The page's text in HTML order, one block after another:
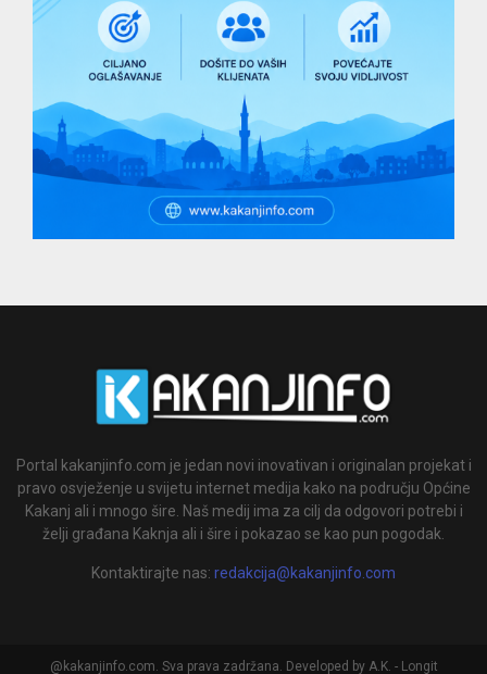
Portal kakanjinfo.com je jedan novi inovativan i originalan projekat i
pravo osvježenje u svijetu internet medija kako na području Općine
Kakanj ali i mnogo šire. Naš medij ima za cilj da odgovori potrebi i
želji građana Kaknja ali i šire i pokazao se kao pun pogodak.
Kontaktirajte nas: redakcija@kakanjinfo.com
@kakanjinfo.com. Sva prava zadržana. Developed by A.K. - Longit